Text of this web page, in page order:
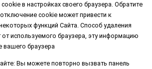
в настройках своего браузера. Обратите
cookie может привести к
функций Сайта. Способ удаления
используемого браузера, эту информацию
вашего браузера
Вы можете повторно вызвать панель